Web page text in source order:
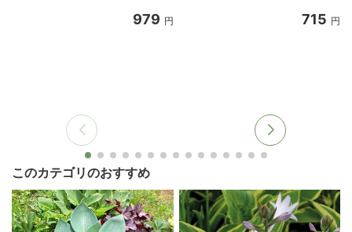
979 円 715 円
このカテゴリのおすすめ